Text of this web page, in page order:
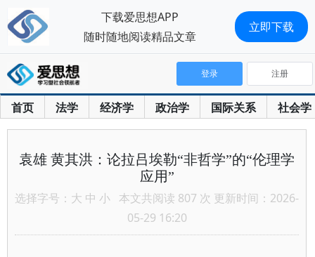
首页 法学 经济学 政治学 国际关系 社会学
登录 注册
袁雄 黄其洪：论拉吕埃勒“非哲学”的“伦理学
应用”
选择字号： 大 中 小 本文共阅读 807 次 更新时间：2026-
05-29 16:20
下载爱思想APP
随时随地阅读精品文章
立即下载